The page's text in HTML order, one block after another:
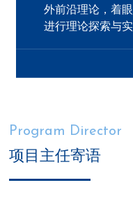
外前沿理论，着
进行理论探索与
Program Director
项目主任寄语